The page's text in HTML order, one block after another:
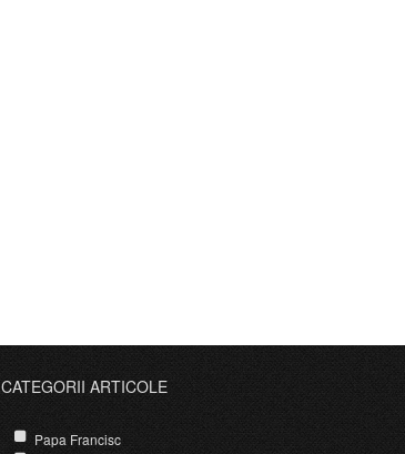
CATEGORII ARTICOLE
Papa Francisc